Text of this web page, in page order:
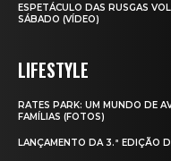
ESPETÁCULO DAS RUSGAS
SÁBADO (VÍDEO)
LIFESTYLE
RATES PARK: UM MUNDO DE
FAMÍLIAS (FOTOS)
LANÇAMENTO DA 3.ª EDIÇÃO